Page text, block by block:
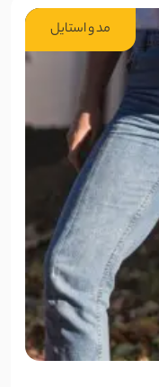
مد و استایل